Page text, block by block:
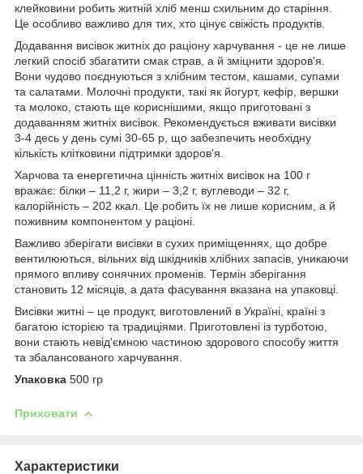
клейковини робить житній хліб менш схильним до старіння.
Це особливо важливо для тих, хто цінує свіжість продуктів.
Додавання висівок житніх до раціону харчування - це не лише
легкий спосіб збагатити смак страв, а й зміцнити здоров'я.
Вони чудово поєднуються з хлібним тестом, кашами, супами
та салатами. Молочні продукти, такі як йогурт, кефір, вершки
та молоко, стають ще кориснішими, якщо приготовані з
додаванням житніх висівок. Рекомендується вживати висівки
3-4 десь у день сумі 30-65 р, що забезпечить необхідну
кількість клітковини підтримки здоров'я.
Харчова та енергетична цінність житніх висівок на 100 г
вражає: білки – 11,2 г, жири – 3,2 г, вуглеводи – 32 г,
калорійність – 202 ккал. Це робить їх не лише корисним, а й
поживним компонентом у раціоні.
Важливо зберігати висівки в сухих приміщеннях, що добре
вентилюються, вільних від шкідників хлібних запасів, уникаючи
прямого впливу сонячних променів. Термін зберігання
становить 12 місяців, а дата фасування вказана на упаковці.
Висівки житні – це продукт, виготовлений в Україні, країні з
багатою історією та традиціями. Приготовлені із турботою,
вони стають невід'ємною частиною здорового способу життя
та збалансованого харчування.
Упаковка 500 гр
Приховати
Характеристики